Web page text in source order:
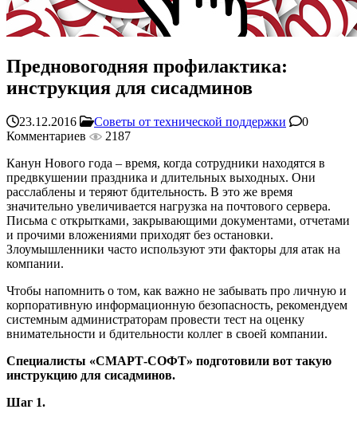
Предновогодняя профилактика:
инструкция для сисадминов
23.12.2016 Советы от технической поддержки
0
Комментариев
2187
Канун Нового года – время, когда сотрудники находятся в
предвкушении праздника и длительных выходных. Они
расслаблены и теряют бдительность. В это же время
значительно увеличивается нагрузка на почтового сервера.
Письма с открытками, закрывающими документами, отчетами
и прочими вложениями приходят без остановки.
Злоумышленники часто используют эти факторы для атак на
компании.
Чтобы напомнить о том, как важно не забывать про личную и
корпоративную информационную безопасность, рекомендуем
системным администраторам провести тест на оценку
внимательности и бдительности коллег в своей компании.
Специалисты «СМАРТ-СОФТ» подготовили вот такую
инструкцию для сисадминов.
Шаг 1.